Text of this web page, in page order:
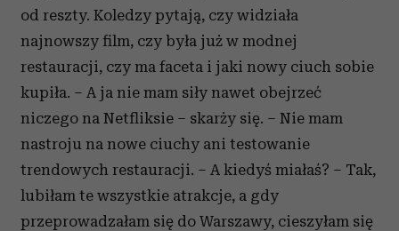
od reszty. Koledzy pytają, czy widziała
najnowszy film, czy była już w modnej
restauracji, czy ma faceta i jaki nowy ciuch sobie
kupiła. – A ja nie mam siły nawet obejrzeć
niczego na Netfliksie – skarży się. – Nie mam
nastroju na nowe ciuchy ani testowanie
trendowych restauracji. – A kiedyś miałaś? – Tak,
lubiłam te wszystkie atrakcje, a gdy
przeprowadzałam się do Warszawy, cieszyłam się